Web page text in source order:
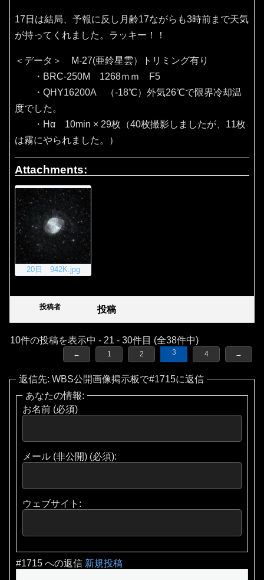
17日は結局、予報に反し月齢17ながらも3時前まで天気
が持ってくれました。ラッキー！！
＜データ＞ M-27(亜鈴星雲）トリミング有り
・BRC-250M 1268ｍｍ F5
・QHY16200A （‐18℃）外気26℃で限界冷却温
度でした。
・Hα 10min × 29枚（40枚撮影しましたが、11枚
は霧にやられました。）
Attachments:
20日 942K.jpg
投稿者 投稿
10件の投稿を表示中 - 21 - 30件目 (全38件中)
← 1 2 3 4 →
返信先: WBS公開画像掲示板で#1715に返信
あなたの情報:
お名前 (必須)
メール (非公開) (必須):
ウェブサイト:
#1715 への返信 新規投稿